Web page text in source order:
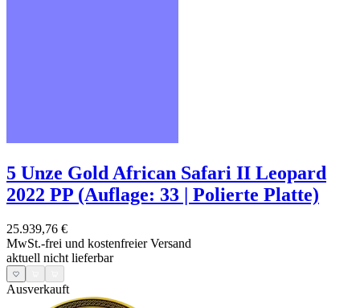
5 Unze Gold African Safari II Leopard
2022 PP (Auflage: 33 | Polierte Platte)
25.939,76 €
MwSt.-frei und kostenfreier Versand
aktuell nicht lieferbar
Ausverkauft